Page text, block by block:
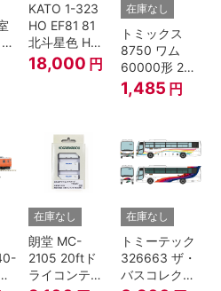
KATO 1-323
HO EF81 81
北斗星色 HO
ゲージ
18,000 円
在庫なし
トミックス
8750 ワム
60000形 2両
セット Nゲー
ジ
1,485 円
在庫なし
朗堂 MC-
2105 20ftド
ライコンテナ
在庫なし
トミーテック
326663 ザ・
バスコレクシ